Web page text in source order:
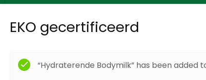
EKO gecertificeerd
“Hydraterende Bodymilk” has been added